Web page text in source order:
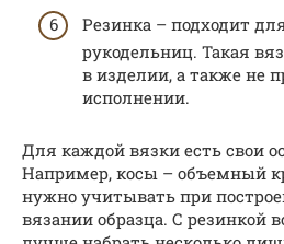
Резинка – подходит
рукодельниц. Такая
в изделии, а также не
исполнении.
Для каждой вязки есть свои
Например, косы – объемный
нужно учитывать при
вязании образца. С резинкой